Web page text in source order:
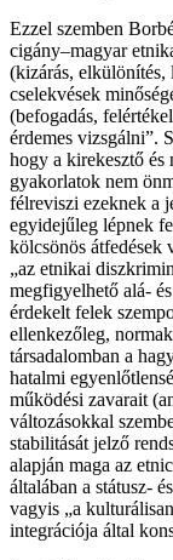
Ezzel szemben
cigány–magyar
(kizárás, elkülönítés,
cselekvések
(befogadás,
érdemes vizsgálni”.
hogy a kirekesztő és
gyakorlatok nem
félreviszi ezeknek a
egyidejűleg lépnek
kölcsönös átfedések
„az etnikai
megfigyelhető alá-
érdekelt felek
ellenkezőleg,
társadalomban a
hatalmi
működési zavarait
változásokkal
stabilitását jelző
alapján maga az
általában a státusz-
vagyis „a
integrációja által